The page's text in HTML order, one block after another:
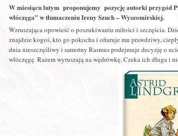
W miesiącu lutym proponujemy pozycję autorki przygód
włóczęga” w tłumaczeniu Ireny Szuch – Wyszomirskiej.
Wzruszająca opowieść o poszukiwaniu miłości i szczęścia.
znajdzie kogoś, kto go pokocha i ofiaruje mu prawdziwy,
dnia nieszczęśliwy i samotny Rasmus podejmuje decyzję o
włóczęgę. Razem wyruszają na wędrówkę. Czeka ich długa i